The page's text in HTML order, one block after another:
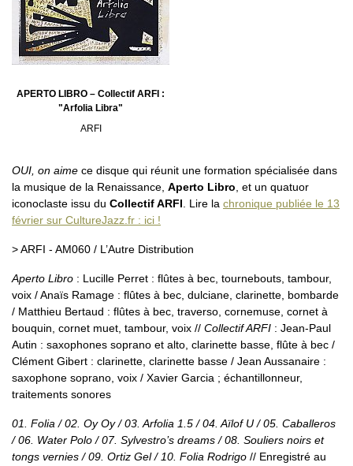
APERTO LIBRO – Collectif ARFI :
"Arfolia Libra"
ARFI
OUI, on aime ce disque qui réunit une formation spécialisée dans
la musique de la Renaissance, Aperto Libro, et un quatuor
iconoclaste issu du Collectif ARFI. Lire la chronique publiée le 13
février sur CultureJazz.fr : ici !
> ARFI - AM060 / L’Autre Distribution
Aperto Libro : Lucille Perret : flûtes à bec, tournebouts, tambour,
voix / Anaïs Ramage : flûtes à bec, dulciane, clarinette, bombarde
/ Matthieu Bertaud : flûtes à bec, traverso, cornemuse, cornet à
bouquin, cornet muet, tambour, voix // Collectif ARFI : Jean-Paul
Autin : saxophones soprano et alto, clarinette basse, flûte à bec /
Clément Gibert : clarinette, clarinette basse / Jean Aussanaire :
saxophone soprano, voix / Xavier Garcia ; échantillonneur,
traitements sonores
01. Folia / 02. Oy Oy / 03. Arfolia 1.5 / 04. Aïlof U / 05. Caballeros
/ 06. Water Polo / 07. Sylvestro’s dreams / 08. Souliers noirs et
tongs vernies / 09. Ortiz Gel / 10. Folia Rodrigo // Enregistré au